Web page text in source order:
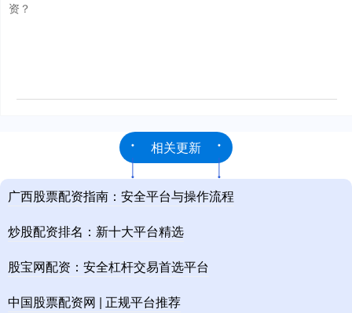
资？
相关更新
广西股票配资指南：安全平台与操作流程
炒股配资排名：新十大平台精选
股宝网配资：安全杠杆交易首选平台
中国股票配资网 | 正规平台推荐